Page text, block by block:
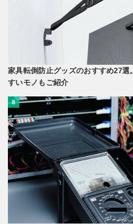
家具転倒防止グッズのおすすめ27
すいモノもご紹介
8